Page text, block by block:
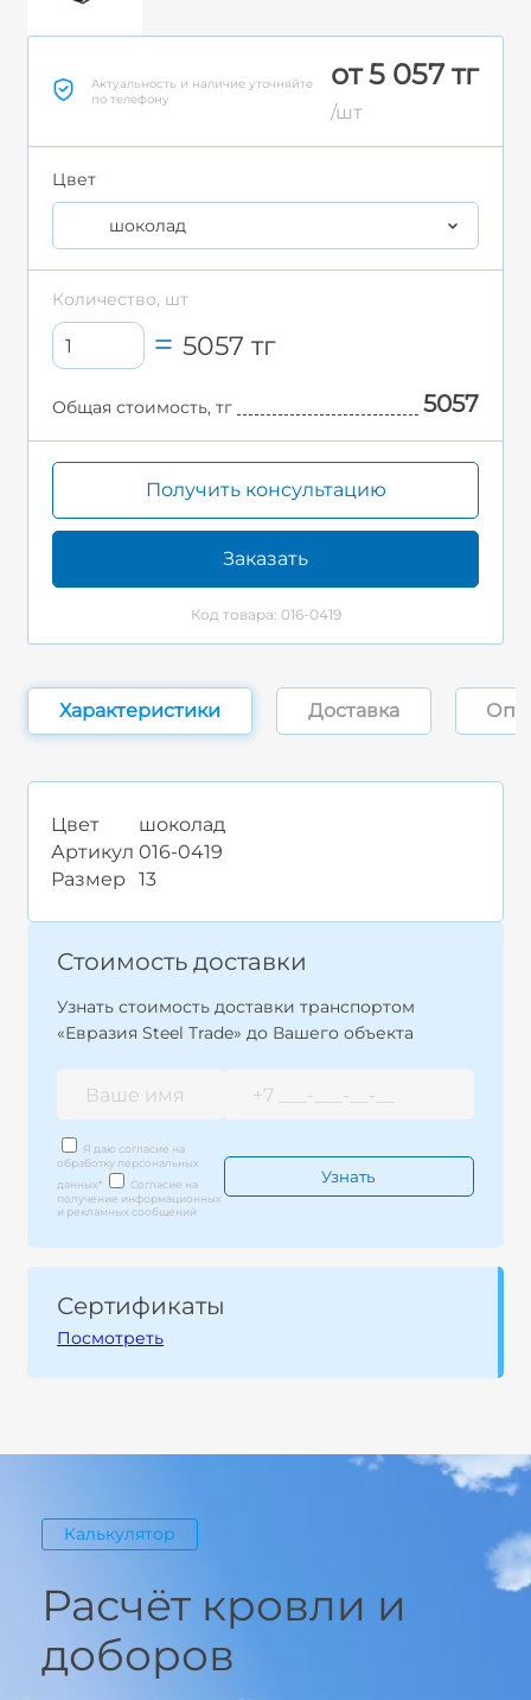
Актуальность и наличие уточняйте
по телефону
от 5 057 тг
/шт
Цвет
шоколад
Количество, шт
5057тг
Общая стоимость, тг 5057
Получить консультацию
Заказать
Код товара: 016-0419
Характеристики Доставка
Цвет
шоколад
Артикул 016-0419
Размер
13
Стоимость доставки
Узнать стоимость доставки транспортом
«Евразия Steel Trade» до Вашего объекта
Я даю согласие на
обработку персональных
данных*
Согласие на
получение информационных
и рекламных сообщений
Сертификаты
Посмотреть
Калькулятор
Расчёт кровли и
доборов